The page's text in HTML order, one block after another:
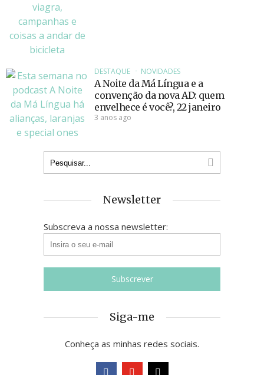
DESTAQUE NOVIDADES
A Noite da Má Língua e a
convenção da nova AD: quem
envelhece é você?, 22 janeiro
3 anos ago
Newsletter
Subscreva a nossa newsletter:
Siga-me
Conheça as minhas redes sociais.